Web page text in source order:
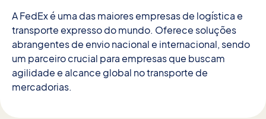
A FedEx é uma das maiores empresas de logística e
transporte expresso do mundo. Oferece soluções
abrangentes de envio nacional e internacional, sendo
um parceiro crucial para empresas que buscam
agilidade e alcance global no transporte de
mercadorias.